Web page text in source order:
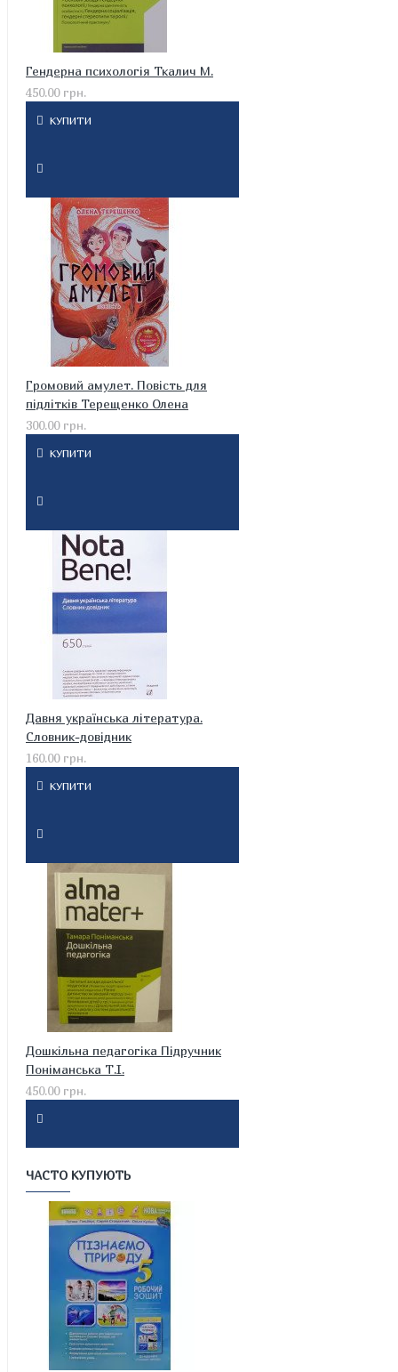
Гендерна психологія Ткалич М.
450.00 грн.
КУПИТИ
Громовий амулет. Повість для
підлітків Терещенко Олена
300.00 грн.
КУПИТИ
Давня українська література.
Словник-довідник
160.00 грн.
КУПИТИ
Дошкільна педагогіка Підручник
Поніманська Т.І.
450.00 грн.
ЧАСТО КУПУЮТЬ